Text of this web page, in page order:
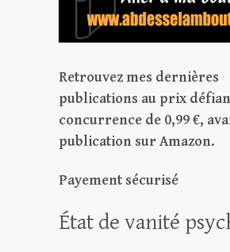
Retrouvez mes dernières
publications au prix
concurrence de 0,99 €,
publication sur Amazon.
Payement sécurisé
État de vanité